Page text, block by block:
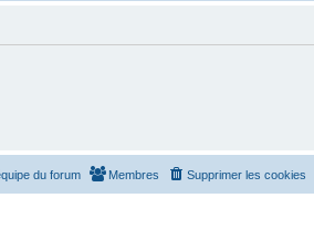
Supprimer les cookies
Membres
du forum